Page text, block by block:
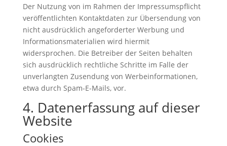
Der Nutzung von im Rahmen der Impressumspflicht
veröffentlichten Kontaktdaten zur Übersendung von
nicht ausdrücklich angeforderter Werbung und
Informationsmaterialien wird hiermit
widersprochen. Die Betreiber der Seiten behalten
sich ausdrücklich rechtliche Schritte im Falle der
unverlangten Zusendung von Werbeinformationen,
etwa durch Spam-E-Mails, vor.
4. Datenerfassung auf dieser
Website
Cookies